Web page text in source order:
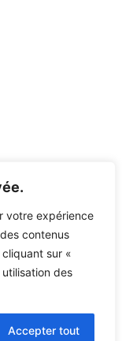
votre expérience
contenus
sur «
des
Accepter tout
D2 PROD